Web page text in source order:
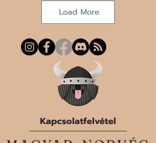
Kapcsolatfelvétel
Load More